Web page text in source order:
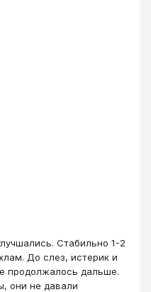
Стабильно 1-2
До слез, истерик и
продолжалось дальше.
они не давали